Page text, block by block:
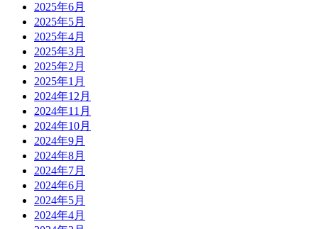
2025年6月
2025年5月
2025年4月
2025年3月
2025年2月
2025年1月
2024年12月
2024年11月
2024年10月
2024年9月
2024年8月
2024年7月
2024年6月
2024年5月
2024年4月